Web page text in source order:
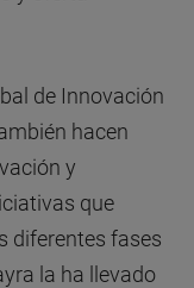
de Innovación
hacen
y
que
diferentes fases
la ha llevado